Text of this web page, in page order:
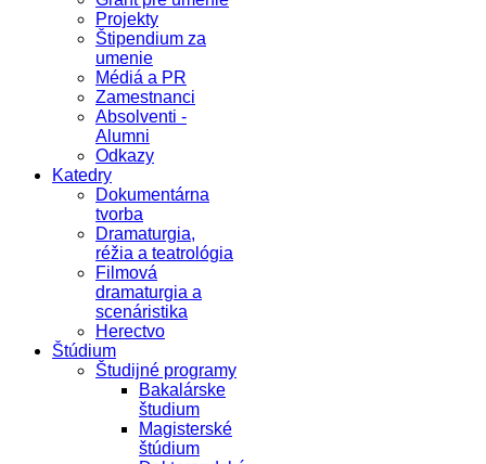
Projekty
Štipendium za
umenie
Médiá a PR
Zamestnanci
Absolventi -
Alumni
Odkazy
Katedry
Dokumentárna
tvorba
Dramaturgia,
réžia a teatrológia
Filmová
dramaturgia a
scenáristika
Herectvo
Štúdium
Študijné programy
Bakalárske
študium
Magisterské
štúdium